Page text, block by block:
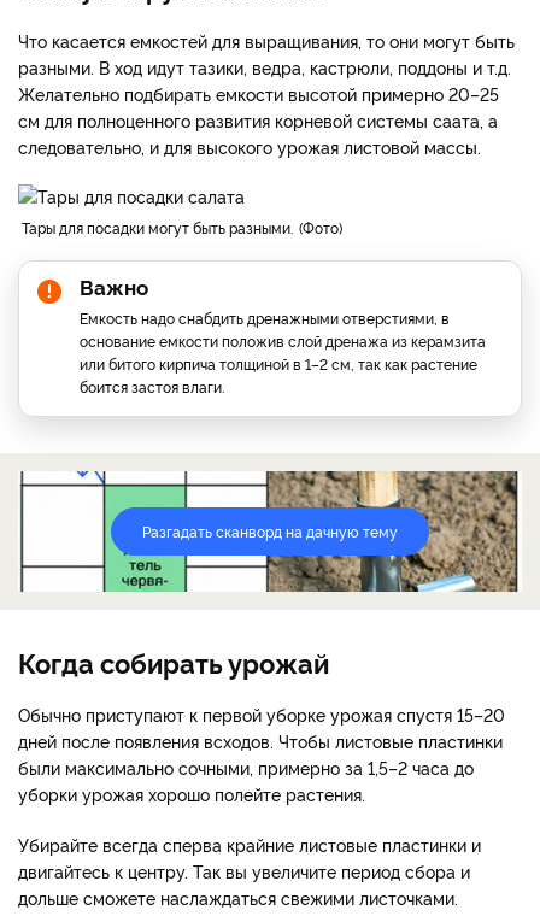
Что касается емкостей для выращивания, то они могут быть
разными. В ход идут тазики, ведра, кастрюли, поддоны и т.д.
Желательно подбирать емкости высотой примерно 20–25
см для полноценного развития корневой системы саата, а
следовательно, и для высокого урожая листовой массы.
Тары для посадки могут быть разными. Фото
Важно
Емкость надо снабдить дренажными отверстиями, в
основание емкости положив слой дренажа из керамзита
или битого кирпича толщиной в 1–2 см, так как растение
боится застоя влаги.
Разгадать сканворд на дачную тему
Когда собирать урожай
Обычно приступают к первой уборке урожая спустя 15–20
дней после появления всходов. Чтобы листовые пластинки
были максимально сочными, примерно за 1,5–2 часа до
уборки урожая хорошо полейте растения.
Убирайте всегда сперва крайние листовые пластинки и
двигайтесь к центру. Так вы увеличите период сбора и
дольше сможете наслаждаться свежими листочками.